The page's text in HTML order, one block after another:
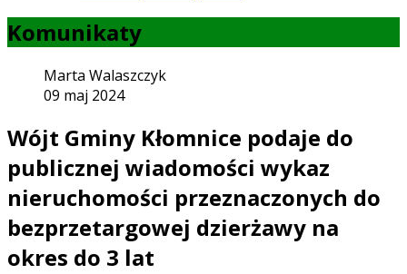
Komunikaty
Marta Walaszczyk
09 maj 2024
Wójt Gminy Kłomnice podaje do
publicznej wiadomości wykaz
nieruchomości przeznaczonych do
bezprzetargowej dzierżawy na
okres do 3 lat